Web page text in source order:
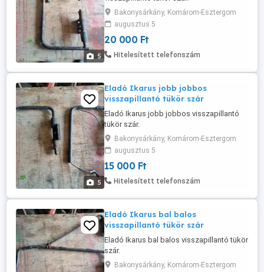
5
Bakonysárkány, Komárom-Esztergom
augusztus 5
20 000 Ft
Hitelesített telefonszám
5
Eladó Ikarus jobb jobbos
visszapillantó tükör szár
Eladó Ikarus jobb jobbos visszapillantó
tükör szár.
Bakonysárkány, Komárom-Esztergom
augusztus 5
15 000 Ft
Hitelesített telefonszám
Eladó Ikarus bal balos
visszapillantó tükör szár
Eladó Ikarus bal balos visszapillantó tükör
szár.
Bakonysárkány, Komárom-Esztergom